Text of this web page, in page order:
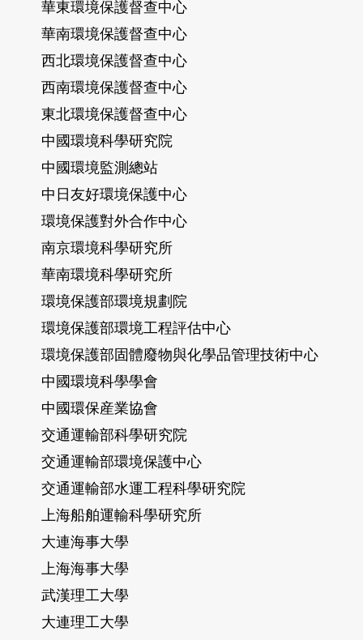
華東環境保護督查中心
華南環境保護督查中心
西北環境保護督查中心
西南環境保護督查中心
東北環境保護督查中心
中國環境科學研究院
中國環境監測總站
中日友好環境保護中心
環境保護對外合作中心
南京環境科學研究所
華南環境科學研究所
環境保護部環境規劃院
環境保護部環境工程評估中心
環境保護部固體廢物與化學品管理技術中心
中國環境科學學會
中國環保産業協會
交通運輸部科學研究院
交通運輸部環境保護中心
交通運輸部水運工程科學研究院
上海船舶運輸科學研究所
大連海事大學
上海海事大學
武漢理工大學
大連理工大學